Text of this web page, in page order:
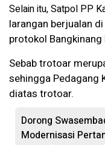
Selain itu, Satpol PP
larangan berjualan
protokol
Sebab trotoar
sehingga Pedagang
diatas trotoar.
Dorong
Modernisasi